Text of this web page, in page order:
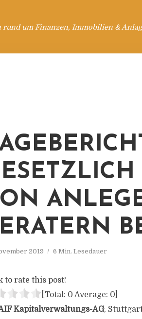
um Finanzen, Immobilien &
2019 6 Min. Lesedauer
to rate this post!
[Total: 0 Average: 0
Kapitalverwaltungs-AG,